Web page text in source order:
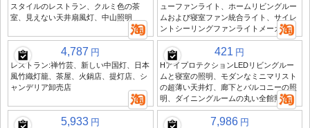
スタイルのレストラン、クルミ色の茶
室、見えない天井扇風灯、中山照明
ューファンライト、ホームリビングルー
ムおよび寝室ファン統合ライト、サイレ
ントシーリングファンライトメーカー
4,787 円
レストラン:禅竹芸、新しい中国灯、日本
風竹織灯籠、茶屋、火鍋店、提灯店、シ
ャンデリア卸売店
421 円
HアイプロテクションLEDリビングルー
ムと寝室の照明、モダンなミニマリスト
の超薄い天井灯、廊下とバルコニーの照
明、ダイニングルームの丸い全館照明
5,933 円 7,986 円